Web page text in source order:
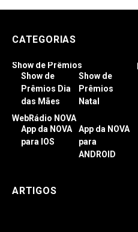
CATEGORIAS
Show de Prêmios
Show de
Prêmios Dia
das Mães
Show de
Prêmios
Natal
WebRádio NOVA
App da NOVA
para IOS
App da NOVA
para
ANDROID
ARTIGOS